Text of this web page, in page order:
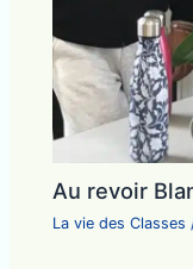
Au revoir
La vie des Classes